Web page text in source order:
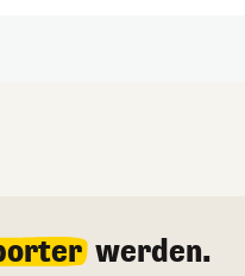
werden.